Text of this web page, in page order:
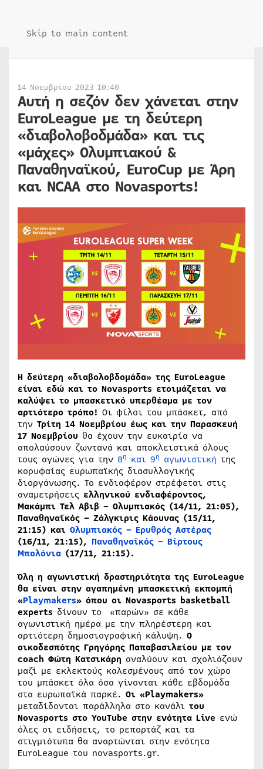
Skip to main content
14 Νοεμβρίου 2023 10:40
Αυτή η σεζόν δεν χάνεται στην
EuroLeague με τη δεύτερη
«διαβολοβοδμάδα» και τις
«μάχες» Ολυμπιακού &
Παναθηναϊκού, EuroCup με Άρη
και NCAA στο Novasports!
Η δεύτερη «διαβολοβδομάδα» της EuroLeague
είναι εδώ και το Novasports ετοιμάζεται να
καλύψει το μπασκετικό υπερθέαμα με τον
αρτιότερο τρόπο! Οι φίλοι του μπάσκετ, από
την Τρίτη 14 Νοεμβρίου έως και την Παρασκευή
17 Νοεμβρίου θα έχουν την ευκαιρία να
απολαύσουν ζωντανά και αποκλειστικά όλους
τους αγώνες για την 8η και 9η αγωνιστική της
κορυφαίας ευρωπαϊκής διασυλλογικής
διοργάνωσης. Το ενδιαφέρον στρέφεται στις
αναμετρήσεις ελληνικού ενδιαφέροντος,
Μακάμπι Τελ Αβιβ – Ολυμπιακός (14/11, 21:05),
Παναθηναϊκός – Ζάλγκιρις Κάουνας (15/11,
21:15) και Ολυμπιακός – Ερυθρός Αστέρας
(16/11, 21:15), Παναθηναϊκός – Βίρτους
Μπολόνια (17/11, 21:15).
Όλη η αγωνιστική δραστηριότητα της EuroLeague
θα είναι στην αγαπημένη μπασκετική εκπομπή
«Playmakers» όπου οι Novasports basketball
experts δίνουν το «παρών» σε κάθε
αγωνιστική ημέρα με την πληρέστερη και
αρτιότερη δημοσιογραφική κάλυψη. Ο
οικοδεσπότης Γρηγόρης Παπαβασιλείου με τον
coach Φώτη Κατσικάρη αναλύουν και σχολιάζουν
μαζί με εκλεκτούς καλεσμένους από τον χώρο
του μπάσκετ όλα όσα γίνονται κάθε εβδομάδα
στα ευρωπαϊκά παρκέ. Οι «Playmakers»
μεταδίδονται παράλληλα στο κανάλι του
Novasports στο YouTube στην ενότητα Live ενώ
όλες οι ειδήσεις, το ρεπορτάζ και τα
στιγμιότυπα θα αναρτώνται στην ενότητα
EuroLeague του novasports.gr.